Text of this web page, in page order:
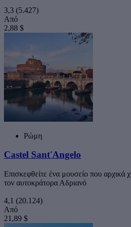
3,3 (5.427)
Από
2,88 $
Ρώμη
Castel Sant'Angelo
Επισκεφθείτε ένα μουσείο που αρχικά
τον αυτοκράτορα Αδριανό
4,1 (20.124)
Από
21,89 $